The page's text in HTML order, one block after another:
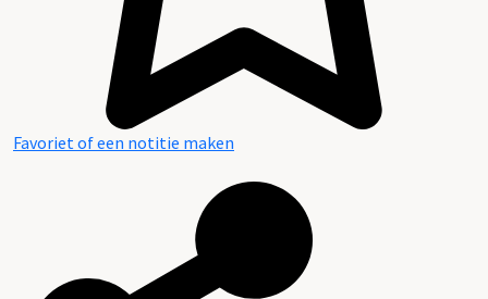
Favoriet of een notitie maken